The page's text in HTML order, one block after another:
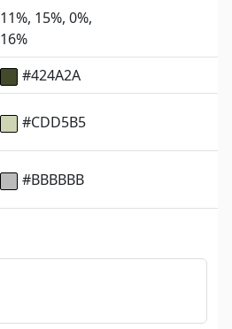
11%, 15%, 0%,
16%
#424A2A
#CDD5B5
#BBBBBB